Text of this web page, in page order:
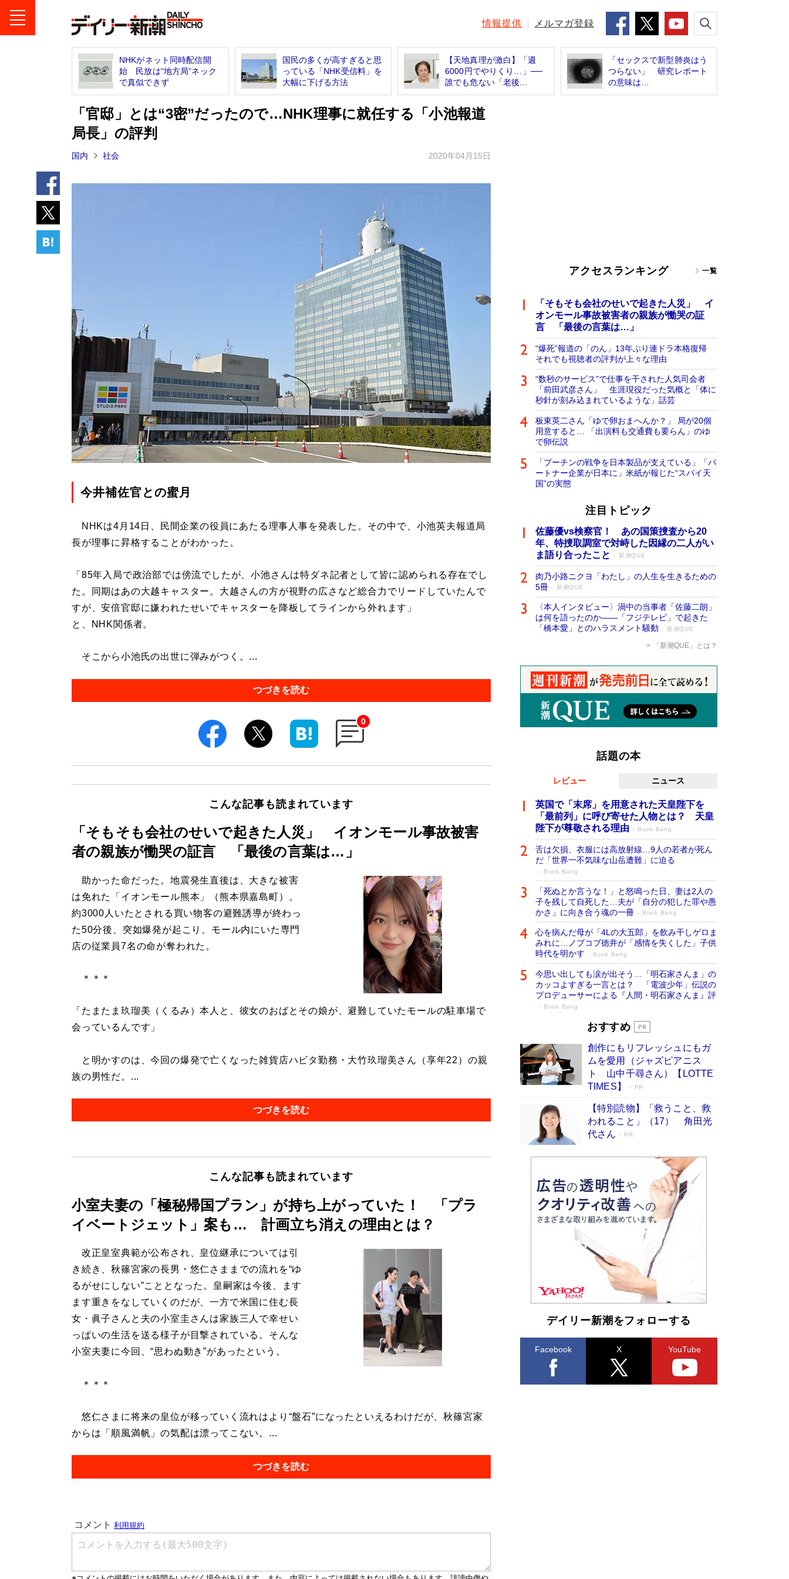
情報提供 メルマガ登録
NHKがネット同時配信開
始 民放は“地方局”ネック
で真似できず
国民の多くが高すぎると思
っている「NHK受信料」を
大幅に下げる方法
【天地真理が激白】「週
6000円でやりくり…」──
誰でも危ない「老後...
「セックスで新型肺炎はう
つらない」 研究レポート
の意味は…
「官邸」とは“3密”だったので…NHK理事に就任する「小池報道
局長」の評判
国内 社会 2020年04月15日
今井補佐官との蜜月
NHKは4月14日、民間企業の役員にあたる理事人事を発表した。その中で、小池英夫報道局
長が理事に昇格することがわかった。
「85年入局で政治部では傍流でしたが、小池さんは特ダネ記者として皆に認められる存在でし
た。同期はあの大越キャスター。大越さんの方が視野の広さなど総合力でリードしていたんで
すが、安倍官邸に嫌われたせいでキャスターを降板してラインから外れます」
と、NHK関係者。
そこから小池氏の出世に弾みがつく。...
つづきを読む
0
こんな記事も読まれています
「そもそも会社のせいで起きた人災」 イオンモール事故被害
者の親族が慟哭の証言 「最後の言葉は…」
助かった命だった。地震発生直後は、大きな被害
は免れた「イオンモール熊本」（熊本県嘉島町）。
約3000人いたとされる買い物客の避難誘導が終わっ
た50分後、突如爆発が起こり、モール内にいた専門
店の従業員7名の命が奪われた。
＊＊＊
「たまたま玖瑠美（くるみ）本人と、彼女のおばとその娘が、避難していたモールの駐車場で
会っているんです」
と明かすのは、今回の爆発で亡くなった雑貨店ハビタ勤務・大竹玖瑠美さん（享年22）の親
族の男性だ。...
つづきを読む
こんな記事も読まれています
小室夫妻の「極秘帰国プラン」が持ち上がっていた！ 「プラ
イベートジェット」案も… 計画立ち消えの理由とは？
改正皇室典範が公布され、皇位継承については引
き続き、秋篠宮家の長男・悠仁さままでの流れを“ゆ
るがせにしない”こととなった。皇嗣家は今後、ます
ます重きをなしていくのだが、一方で米国に住む長
女・眞子さんと夫の小室圭さんは家族三人で幸せい
っぱいの生活を送る様子が目撃されている。そんな
小室夫妻に今回、“思わぬ動き”があったという。
＊＊＊
悠仁さまに将来の皇位が移っていく流れはより“盤石”になったといえるわけだが、秋篠宮家
からは「順風満帆」の気配は漂ってこない。...
つづきを読む
アクセスランキング 一覧
「そもそも会社のせいで起きた人災」 イ
オンモール事故被害者の親族が慟哭の証
言 「最後の言葉は…」
“爆死”報道の「のん」13年ぶり連ドラ本格復帰
それでも視聴者の評判が上々な理由
“数秒のサービス”で仕事を干された人気司会者
「前田武彦さん」 生涯現役だった気概と「体に
秒針が刻み込まれているような」話芸
板東英二さん「ゆで卵おまへんか？」 局が20個
用意すると… 「出演料も交通費も要らん」のゆ
で卵伝説
「プーチンの戦争を日本製品が支えている」「パ
ートナー企業が日本に」米紙が報じた“スパイ天
国”の実態
注目トピック
佐藤優vs検察官！ あの国策捜査から20
年、特捜取調室で対峙した因縁の二人がい
ま語り合ったこと
新潮QUE
肉乃小路ニクヨ「わたし」の人生を生きるための
5冊
新潮QUE
〈本人インタビュー〉渦中の当事者「佐藤二朗」
は何を語ったのか――「フジテレビ」で起きた
「橋本愛」とのハラスメント騒動
新潮QUE
「新潮QUE」とは？
話題の本
レビュー ニュース
英国で「末席」を用意された天皇陛下を
「最前列」に呼び寄せた人物とは？ 天皇
陛下が尊敬される理由
Book Bang
舌は欠損、衣服には高放射線…9人の若者が死ん
だ「世界一不気味な山岳遭難」に迫る
Book Bang
「死ぬとか言うな！」と怒鳴った日、妻は2人の
子を残して自死した…夫が「自分の犯した罪や愚
かさ」に向き合う魂の一冊
Book Bang
心を病んだ母が「4Lの大五郎」を飲み干しゲロま
みれに…ノブコブ徳井が「感情を失くした」子供
時代を明かす
Book Bang
今思い出しても涙が出そう…「明石家さんま」の
カッコよすぎる一言とは？ 「電波少年」伝説の
プロデューサーによる『人間・明石家さんま』評
Book Bang
「宇宙兄弟」最終46巻がベストセラー1
物語に幕 特装版には「宇宙で描かれたマ
ンガ」も収録
Book Bang
美輪明宏 晩年の回答を集めた『ほほえんで生き
るための人生相談』がランクイン［エンターテイ
メントベストセラー］
Book Bang
「『火垂るの墓』は、大嘘である」原作者が抱き
続けた“自責の念”とは…「自己憐憫は描きたくな
い」監督が徹底的にこだわったこと（後編） #
戦争の記憶
Book Bang
「叱って伸びるやつは、褒めたらもっと伸びる」
俳優・高嶋政伸が家族に教わった“人を育てるコ
ツ”…芸への考え方を明かす
Book Bang
東野圭吾、伊坂幸太郎の人気シリーズ最新作どち
らも文庫化 映画化された直木賞受賞作もランク
イン［文庫ベストセラー］
Book Bang
おすすめ
創作にもリフレッシュにもガ
ムを愛用（ジャズピアニス
ト 山中千尋さん）【LOTTE
TIMES】
PR
【特別読物】「救うこと、救
われること」（17） 角田光
代さん
PR
デイリー新潮をフォローする
Facebook X YouTube